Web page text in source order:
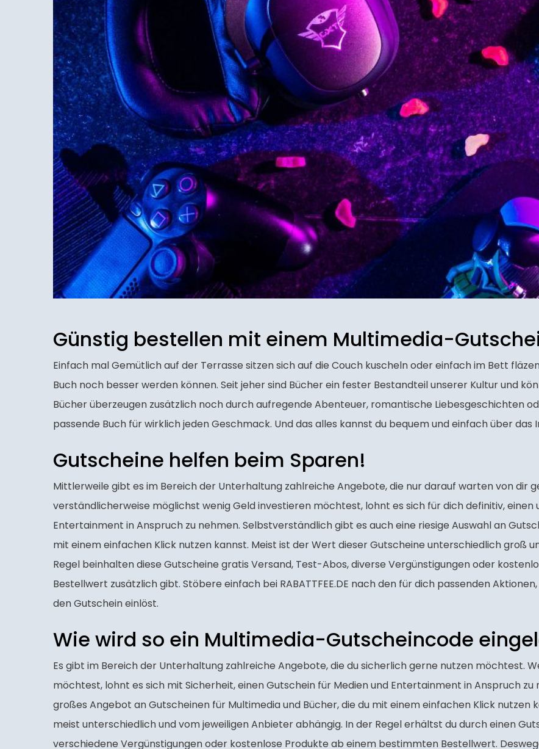
Günstig bestellen mit einem Multimedia-
Einfach mal Gemütlich auf der Terrasse sitzen sich auf die Couch kuscheln oder einfach im Bett
Buch noch besser werden können. Seit jeher sind Bücher ein fester Bestandteil unserer Kultur und
Bücher überzeugen zusätzlich noch durch aufregende Abenteuer, romantische Liebesgeschichten
passende Buch für wirklich jeden Geschmack. Und das alles kannst du bequem und einfach über
Gutscheine helfen beim Sparen!
Mittlerweile gibt es im Bereich der Unterhaltung zahlreiche Angebote, die nur darauf warten von dir
verständlicherweise möglichst wenig Geld investieren möchtest, lohnt es sich für dich definitiv, einen
Entertainment in Anspruch zu nehmen. Selbstverständlich gibt es auch eine riesige Auswahl an
mit einem einfachen Klick nutzen kannst. Meist ist der Wert dieser Gutscheine unterschiedlich groß
Regel beinhalten diese Gutscheine gratis Versand, Test-Abos, diverse Vergünstigungen oder
Bestellwert zusätzlich gibt. Stöbere einfach bei RABATTFEE.DE nach den für dich passenden
den Gutschein einlöst.
Wie wird so ein Multimedia-Gutscheincode
Es gibt im Bereich der Unterhaltung zahlreiche Angebote, die du sicherlich gerne nutzen möchtest.
möchtest, lohnt es sich mit Sicherheit, einen Gutschein für Medien und Entertainment in Anspruch
großes Angebot an Gutscheinen für Multimedia und Bücher, die du mit einem einfachen Klick nutzen
meist unterschiedlich und vom jeweiligen Anbieter abhängig. In der Regel erhältst du durch einen
verschiedene Vergünstigungen oder kostenlose Produkte ab einem bestimmten Bestellwert.